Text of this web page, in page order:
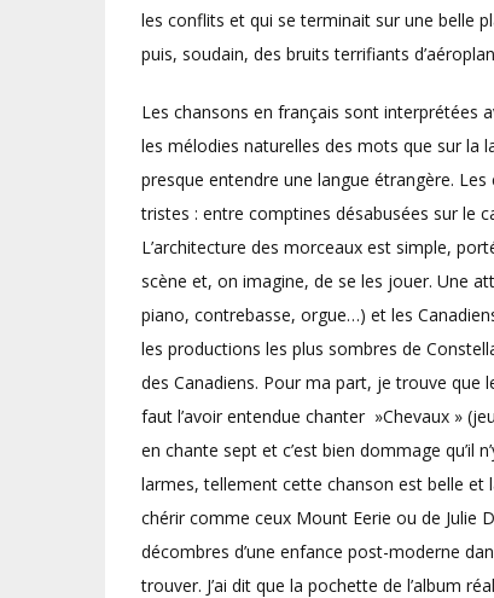
les conflits et qui se terminait sur une belle
puis, soudain, des bruits terrifiants
Les chansons en français sont interprétées
les mélodies naturelles des mots que sur la
presque entendre une langue étrangère.
tristes : entre comptines désabusées sur le
L’architecture des morceaux est simple,
scène et, on imagine, de se les jouer. Une
piano, contrebasse, orgue…) et les
les productions les plus sombres de
des Canadiens. Pour ma part, je trouve que
faut l’avoir entendue chanter »Chevaux »
en chante sept et c’est bien dommage qu’il
larmes, tellement cette chanson est belle et
chérir comme ceux Mount Eerie ou de Julie
décombres d’une enfance post-moderne
trouver. J’ai dit que la pochette de l’album